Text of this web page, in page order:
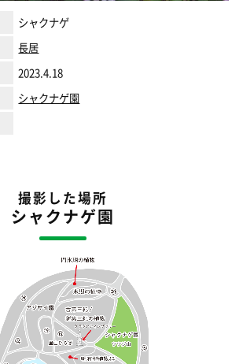
シャクナゲ
長居
2023.4.18
シャクナゲ園
撮影した場所
シャクナゲ園